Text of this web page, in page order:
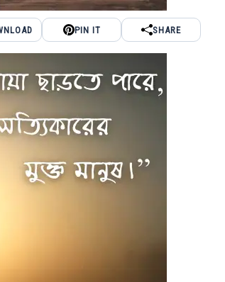
PIN IT SHARE